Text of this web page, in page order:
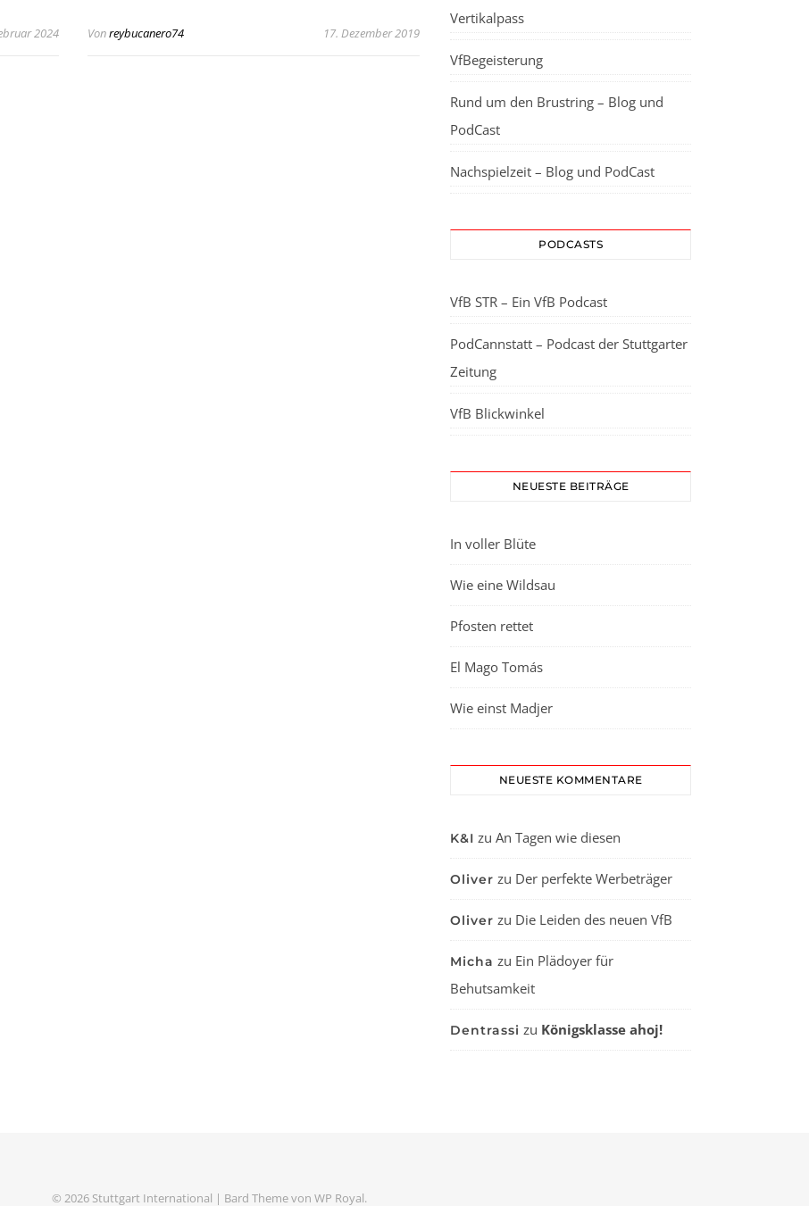
2024 Vonreybucanero74 17. Dezember 2019
Vertikalpass
VfBegeisterung
Rund um den Brustring – Blog und
PodCast
Nachspielzeit – Blog und PodCast
PODCASTS
VfB STR – Ein VfB Podcast
PodCannstatt – Podcast der Stuttgarter
Zeitung
VfB Blickwinkel
NEUESTE BEITRÄGE
In voller Blüte
Wie eine Wildsau
Pfosten rettet
El Mago Tomás
Wie einst Madjer
NEUESTE KOMMENTARE
K&I zu An Tagen wie diesen
Oliver zu Der perfekte Werbeträger
Oliver zu Die Leiden des neuen VfB
Micha zu Ein Plädoyer für
Behutsamkeit
Dentrassi zu Königsklasse ahoj!
© 2026 Stuttgart International | Bard Theme von WP Royal.